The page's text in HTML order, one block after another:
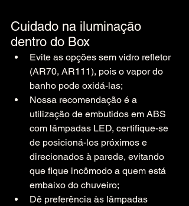
Cuidado na iluminação
dentro do Box
Evite as opções sem vidro refletor
(AR70, AR111), pois o vapor do
banho pode oxidá-las;
Nossa recomendação é a
utilização de embutidos em ABS
com lâmpadas LED, certifique-se
de posicioná-los próximos e
direcionados à parede, evitando
que fique incômodo a quem está
embaixo do chuveiro;
Dê preferência às lâmpadas